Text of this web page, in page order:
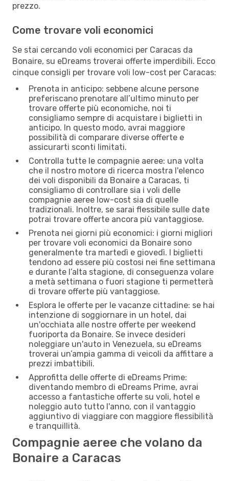
prezzo.
Come trovare voli economici
Se stai cercando voli economici per Caracas da
Bonaire, su eDreams troverai offerte imperdibili. Ecco
cinque consigli per trovare voli low-cost per Caracas:
Prenota in anticipo: sebbene alcune persone
preferiscano prenotare all’ultimo minuto per
trovare offerte più economiche, noi ti
consigliamo sempre di acquistare i biglietti in
anticipo. In questo modo, avrai maggiore
possibilità di comparare diverse offerte e
assicurarti sconti limitati.
Controlla tutte le compagnie aeree: una volta
che il nostro motore di ricerca mostra l'elenco
dei voli disponibili da Bonaire a Caracas, ti
consigliamo di controllare sia i voli delle
compagnie aeree low-cost sia di quelle
tradizionali. Inoltre, se sarai flessibile sulle date
potrai trovare offerte ancora più vantaggiose.
Prenota nei giorni più economici: i giorni migliori
per trovare voli economici da Bonaire sono
generalmente tra martedì e giovedì. I biglietti
tendono ad essere più costosi nei fine settimana
e durante l’alta stagione, di conseguenza volare
a metà settimana o fuori stagione ti permetterà
di trovare offerte più vantaggiose.
Esplora le offerte per le vacanze cittadine: se hai
intenzione di soggiornare in un hotel, dai
un'occhiata alle nostre offerte per weekend
fuoriporta da Bonaire. Se invece desideri
noleggiare un'auto in Venezuela, su eDreams
troverai un’ampia gamma di veicoli da affittare a
prezzi imbattibili.
Approfitta delle offerte di eDreams Prime:
diventando membro di eDreams Prime, avrai
accesso a fantastiche offerte su voli, hotel e
noleggio auto tutto l'anno, con il vantaggio
aggiuntivo di viaggiare con maggiore flessibilità
e tranquillità.
Compagnie aeree che volano da
Bonaire a Caracas